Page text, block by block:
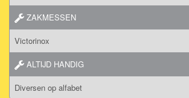
ZAKMESSEN
Victorinox
ALTIJD HANDIG
Diversen op alfabet